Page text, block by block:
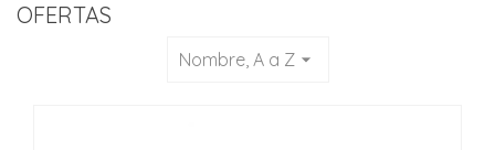
OFERTAS
Nombre, A a Zarrow_drop_down